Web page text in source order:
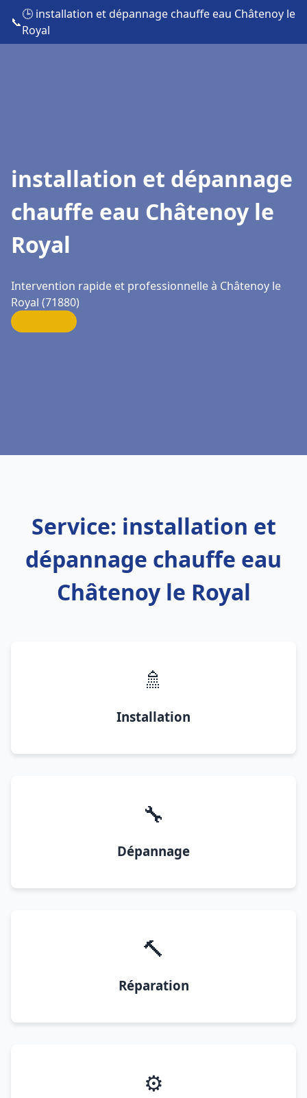
📞
🕒 installation et dépannage chauffe eau Châtenoy le
Royal
installation et dépannage
chauffe eau Châtenoy le
Royal
Intervention rapide et professionnelle à Châtenoy le
Royal (71880)
Service: installation et
dépannage chauffe eau
Châtenoy le Royal
🚿
Installation
🔧
Dépannage
🔨
Réparation
⚙️